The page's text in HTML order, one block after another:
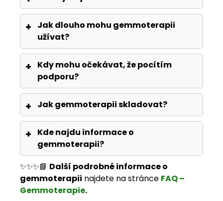
Jak dlouho mohu gemmoterapii
užívat?
Kdy mohu očekávat, že pocítím
podporu?
Jak gemmoterapii skladovat?
Kde najdu informace o
gemmoterapii?
✨✨✨📘 Další podrobné informace o
gemmoterapii najdete na stránce FAQ –
Gemmoterapie.